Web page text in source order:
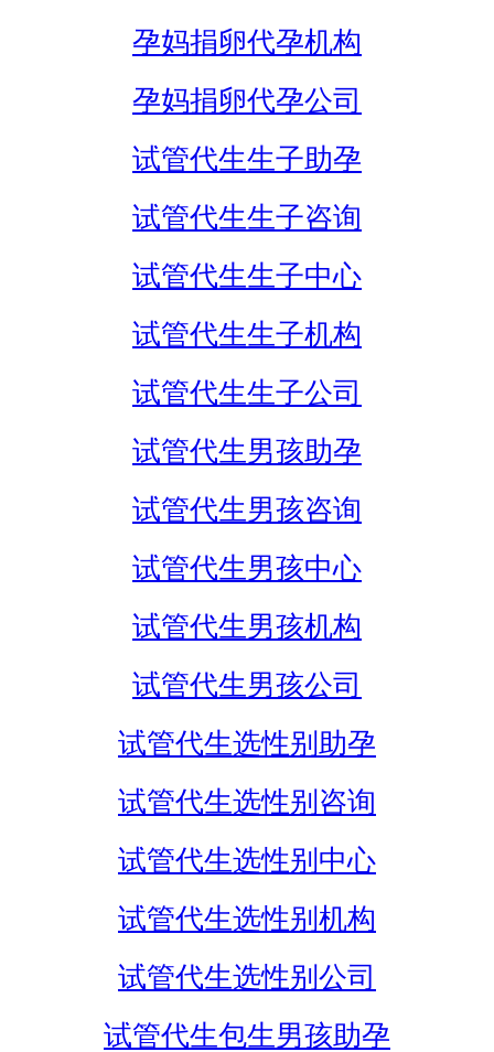
孕妈捐卵代孕机构
孕妈捐卵代孕公司
试管代生生子助孕
试管代生生子咨询
试管代生生子中心
试管代生生子机构
试管代生生子公司
试管代生男孩助孕
试管代生男孩咨询
试管代生男孩中心
试管代生男孩机构
试管代生男孩公司
试管代生选性别助孕
试管代生选性别咨询
试管代生选性别中心
试管代生选性别机构
试管代生选性别公司
试管代生包生男孩助孕